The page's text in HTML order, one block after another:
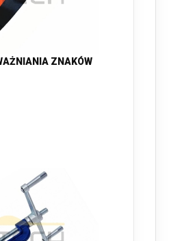
ZNAKÓW